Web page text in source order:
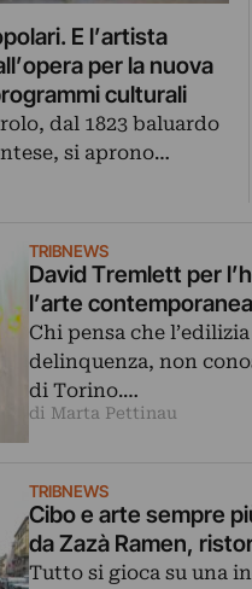
E l’artista
per la nuova
culturali
dal 1823 baluardo
si aprono…
TRIBNEWS
David Tremlett per
l’arte
Chi pensa che
delinquenza, non
di Torino.…
di Marta Pettinau
TRIBNEWS
Cibo e arte sempre
da Zazà Ramen,
Tutto si gioca su una